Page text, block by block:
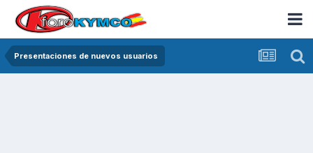
Presentaciones de nuevos usuarios